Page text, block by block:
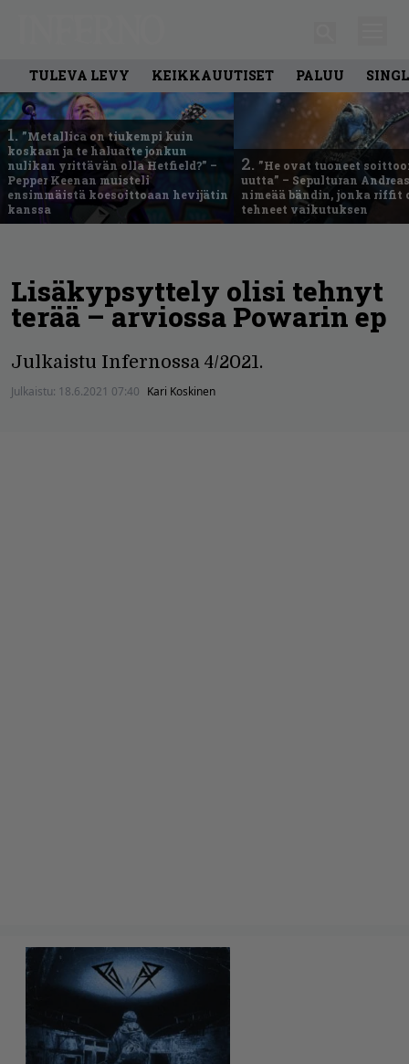
TULEVA LEVY KEIKKAUUTISET PALUU
1. ”Metallica on tiukempi kuin
koskaan ja te haluatte jonkun
nulikan yrittävän olla Hetfield?” –
Pepper Keenan muisteli
ensimmäistä koesoittoaan hevijätin
kanssa
2. ”He ovat tuoneet
uutta” – Sepulturan
nimeää bändin, jonka riffit
tehneet vaikutuksen
Lisäkypsyttely olisi tehnyt
terää – arviossa Powarin ep
Julkaistu Infernossa 4/2021.
Julkaistu: 18.6.2021 07:40 Kari Koskinen